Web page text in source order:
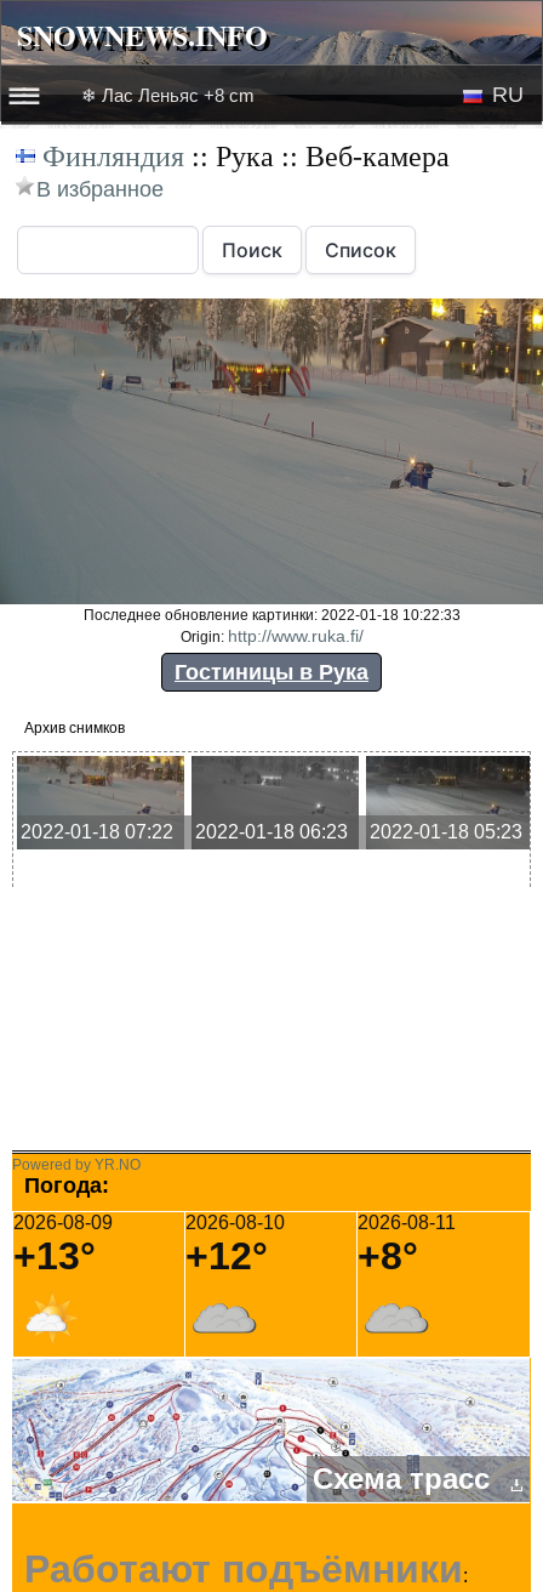
SNOWNEWS.INFO
☰☰
Новости
Лыжное видео
❄ Лас Леньяс +8 cm RU
Финляндия :: Рука :: Веб-камера
В избранное
Последнее обновление картинки: 2022-01-18 10:22:33
Origin: http://www.ruka.fi/
Гостиницы в Рука
Архив снимков
2022-01-18 07:22 2022-01-18 06:23 2022-01-18 05:23
Powered by YR.NO
Погода:
2026-08-09
+13°
2026-08-10
+12°
2026-08-11
+8°
Схема трасс
Работают подъёмники: